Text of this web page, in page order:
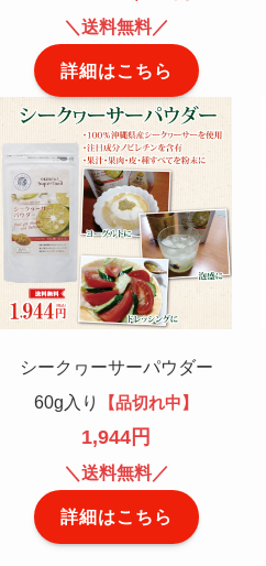
＼送料無料／
詳細はこちら
シークヮーサーパウダー
60g入り
【品切れ中】
1,944円
＼送料無料／
詳細はこちら